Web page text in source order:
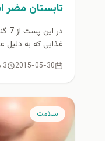
تابستان مضر
غذایی که به دلیل
2015-05-30 3 دقیقه مطالعه
سلامت